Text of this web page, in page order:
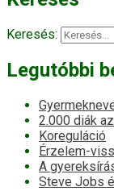
Keresés:
Legutóbbi
2.000 diák
Koreguláció
Érzelem-
A
Steve Jobs